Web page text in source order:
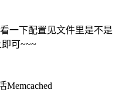
一下配置见文件里是不是
可~~~
Memcached